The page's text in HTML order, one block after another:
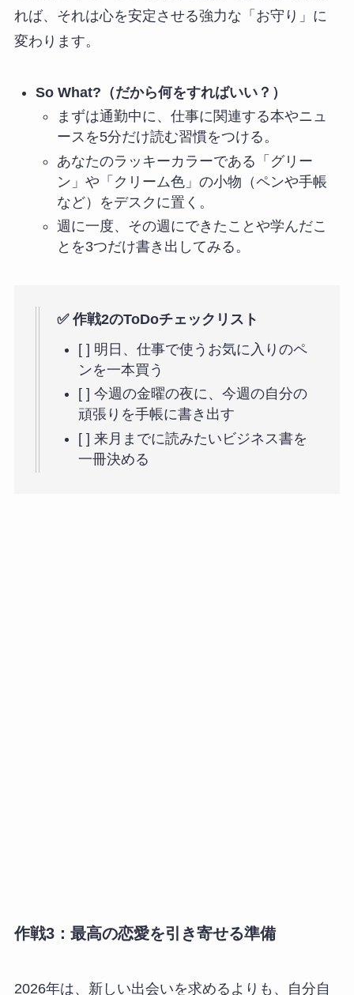
れば、それは心を安定させる強力な「お守り」に
変わります。
So What?（だから何をすればいい？）
まずは通勤中に、仕事に関連する本やニュ
ースを5分だけ読む習慣をつける。
あなたのラッキーカラーである「グリー
ン」や「クリーム色」の小物（ペンや手帳
など）をデスクに置く。
週に一度、その週にできたことや学んだこ
とを3つだけ書き出してみる。
✅ 作戦2のToDoチェックリスト
[ ] 明日、仕事で使うお気に入りのペ
ンを一本買う
[ ] 今週の金曜の夜に、今週の自分の
頑張りを手帳に書き出す
[ ] 来月までに読みたいビジネス書を
一冊決める
作戦3：最高の恋愛を引き寄せる準備
2026年は、新しい出会いを求めるよりも、自分自